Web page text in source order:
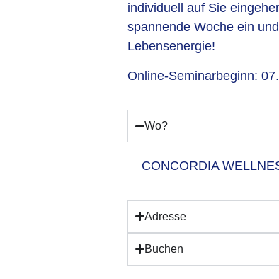
individuell auf Sie
spannende Woche ein
Lebensenergie!
Online-Seminarbeginn:
Wo?
CONCORDIA
Adresse
Buchen